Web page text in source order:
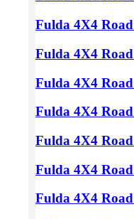
Fulda 4X4 Road
Fulda 4X4 Road
Fulda 4X4 Road
Fulda 4X4 Road
Fulda 4X4 Road
Fulda 4X4 Road
Fulda 4X4 Road